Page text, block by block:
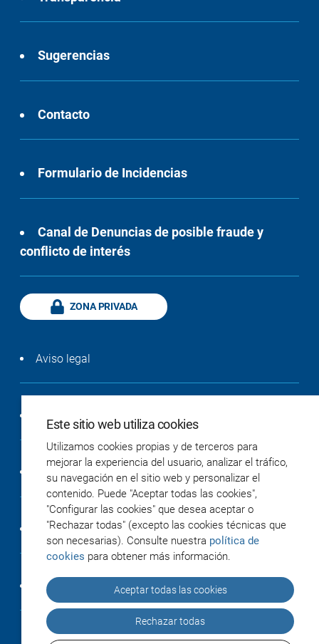
Sugerencias
Contacto
Formulario de Incidencias
Canal de Denuncias de posible fraude y
conflicto de interés
ZONA PRIVADA
Aviso legal
Política de cookies
Accesibilidad
Créditos
Este sitio web utiliza cookies
Utilizamos cookies propias y de terceros para
mejorar la experiencia del usuario, analizar el tráfico,
su navegación en el sitio web y personalizar el
contenido. Puede "Aceptar todas las cookies",
"Configurar las cookies" que desea aceptar o
"Rechazar todas" (excepto las cookies técnicas que
son necesarias). Consulte nuestra política de
cookies para obtener más información.
Aceptar todas las cookies
Rechazar todas